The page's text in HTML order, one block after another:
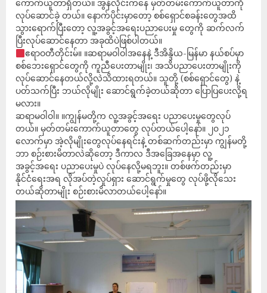
ကောက်ယူတာရှိတယ်။ အွန်လိုင်းကနေ မှတ်တမ်းကောက်ယူတာကို
လုပ်ဆောင်ခဲ့ တယ်။ နောက်ပိုင်းမှာတော့ စစ်ရှောင်စခန်းတွေအထိ
သွားရောက်ပြီးတော့ လူ့အခွင့်အရေးပညာ‌ပေးမှု တွေကို ဆက်လက်
ပြီးလုပ်ဆောင်နေတာ အခုထိပဲဖြစ်ပါတယ်။
ဧရာဝတီတိုင်းမ်။ ။ဆရာမဝါဝါအနေနဲ့ ဒီအိန္ဒိယ-မြန်မာ နယ်စပ်မှာ
စစ်ဘေးရှောင်တွေကို ကူညီပေးတာမျိုး၊ အသိပညာပေးတာမျိုးကို
လုပ်ဆောင်နေတယ်လို့လဲသိထားရတယ်။ သူတို့ (စစ်ရှောင်တွေ) နဲ့
ပတ်သက်ပြီး ဘယ်လိုမျိုး ဆောင်ရွက်ခဲ့တယ်ဆိုတာ ပြောပြပေးလို့ရ
မလား။
ဆရာမဝါဝါ။ ။ကျွန်မတို့က လူ့အခွင့်အရေး ပညာပေးမှုတွေလုပ်
တယ်။ မှတ်တမ်းကောက်ယူတာတွေ လုပ်တယ်ပေါ့နော်။ ၂၀၂၁
လောက်မှာ အဲ့လိုမျိုးတွေလုပ်နေရင်းနဲ့ တစ်ဆက်တည်းမှာ ကျွန်မတို့
ဘာ စဉ်းစားမိတာလဲဆိုတော့ ဒီကာလ ဒီအခြေအနေမှာ လူ့
အခွင့်အရေး ပညာပေးမှုပဲ လုပ်နေလို့မရဘူး။ တစ်ဖက်တည်းမှာ
နိုင်ငံရေးအရ လိုအပ်တဲ့လှုပ်ရှား ဆောင်ရွက်မှုတွေ လုပ်ဖို့လိုသေး
တယ်ဆိုတာမျိုး စဉ်းစားမိလာတယ်ပေါ့နော်။